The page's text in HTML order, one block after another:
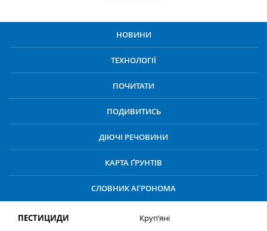
НОВИНИ
ТЕХНОЛОГІЇ
ПОЧИТАТИ
ПОДИВИТИСЬ
ДІЮЧІ РЕЧОВИНИ
КАРТА ҐРУНТІВ
СЛОВНИК АГРОНОМА
ПЕСТИЦИДИ
Круп’яні